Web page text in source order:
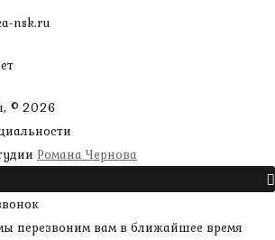
nsk.ru
© 2026
Романа Чернова
перезвоним вам в ближайшее время